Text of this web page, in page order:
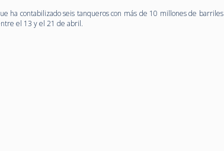
ha contabilizado seis tanqueros con más de 10 millones de barriles
el 13 y el 21 de abril.